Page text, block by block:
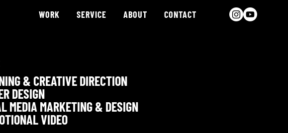
WORK SERVICE ABOUT CONTACT
& CREATIVE DIRECTION
DESIGN
MEDIA MARKETING & DESIGN
VIDEO